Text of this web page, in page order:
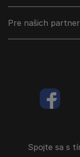
Pre našich
Spojte sa s